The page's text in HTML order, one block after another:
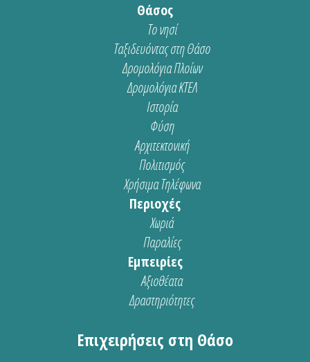
Θάσος
Το νησί
Ταξιδευόντας στη Θάσο
Δρομολόγια Πλοίων
Δρομολόγια ΚΤΕΛ
Ιστορία
Φύση
Αρχιτεκτονική
Πολιτισμός
Χρήσιμα Τηλέφωνα
Περιοχές
Χωριά
Παραλίες
Εμπειρίες
Αξιοθέατα
Δραστηριότητες
Επιχειρήσεις στη Θάσο